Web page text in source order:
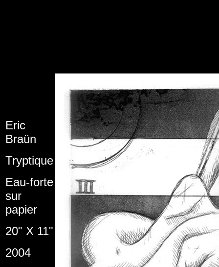
Eric
Braün
Tryptique
Eau-forte
sur
papier
20" X 11"
2004